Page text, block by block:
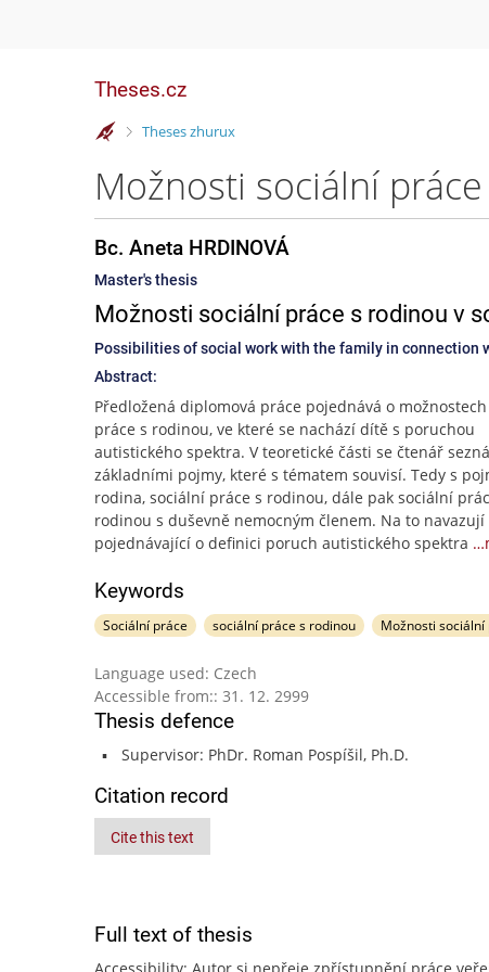
Theses.cz
>
Theses zhurux
Bc. Aneta HRDINOVÁ
Master's thesis
Možnosti sociální práce s rodinou v
Possibilities of social work with the family in connection
Abstract:
Předložená diplomová práce pojednává o
práce s rodinou, ve které se nachází dítě s poruchou
autistického spektra. V teoretické části se čtenář
základními pojmy, které s tématem souvisí. Tedy s
rodina, sociální práce s rodinou, dále pak sociální
rodinou s duševně nemocným členem. Na to
pojednávající o definici poruch autistického spektra
Keywords
Sociální práce sociální práce s rodinou Možnosti sociální
Language used: Czech
Accessible from:: 31. 12. 2999
Thesis defence
Supervisor: PhDr. Roman Pospíšil, Ph.D.
Citation record
Cite this text
Full text of thesis